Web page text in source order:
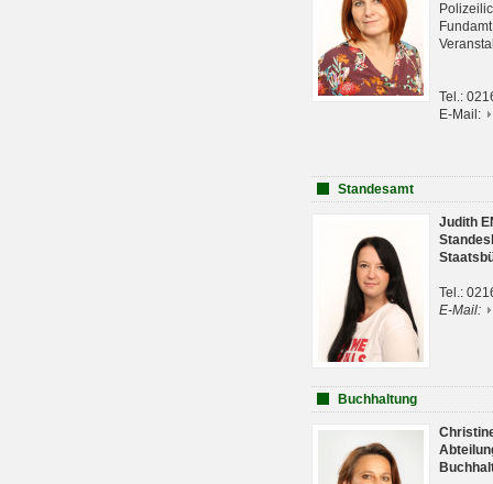
Tel.:
E-Mail:
Standesamt
Judith
Tel.:
E-Mail:
Buchhaltung